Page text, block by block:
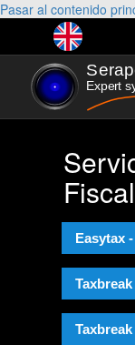
Pasar al contenido
Easytax